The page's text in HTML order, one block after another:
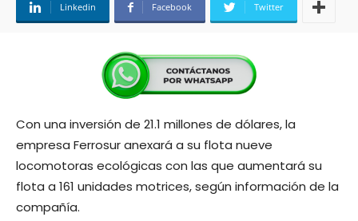
Linkedin Facebook Twitter
Con una inversión de 21.1 millones de dólares, la
empresa Ferrosur anexará a su flota nueve
locomotoras ecológicas con las que aumentará su
flota a 161 unidades motrices, según información de la
compañía.